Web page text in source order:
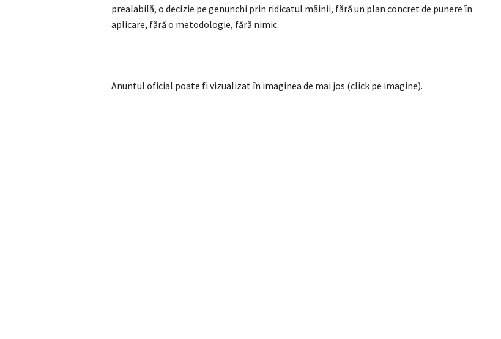
prealabilă, o decizie pe genunchi prin ridicatul mâinii, fără un plan concret de punere în
aplicare, fără o metodologie, fără nimic.
Anuntul oficial poate fi vizualizat în imaginea de mai jos (click pe imagine).